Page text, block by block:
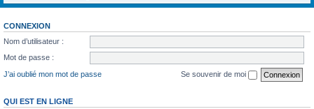
CONNEXION
Nom d’utilisateur :
Mot de passe :
J’ai oublié mon mot de passe
Se souvenir de moi
QUI EST EN LIGNE